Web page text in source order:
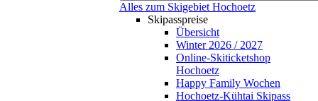
Alles zum Skigebiet Hochoetz
Skipasspreise
Übersicht
Winter 2026 / 2027
Online-Skiticketshop
Hochoetz
Happy Family Wochen
Hochoetz-Kühtai Skipass